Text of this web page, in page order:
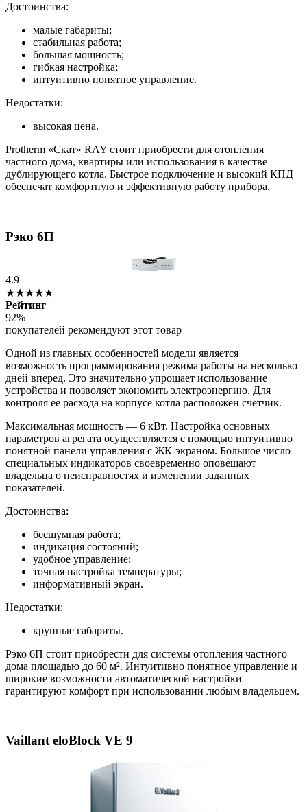
Достоинства:
малые габариты;
стабильная работа;
большая мощность;
гибкая настройка;
интуитивно понятное управление.
Недостатки:
высокая цена.
Protherm «Скат» RAY стоит приобрести для отопления
частного дома, квартиры или использования в качестве
дублирующего котла. Быстрое подключение и высокий КПД
обеспечат комфортную и эффективную работу прибора.
Рэко 6П
4.9
★★★★★
Рейтинг
92%
покупателей рекомендуют этот товар
Одной из главных особенностей модели является
возможность программирования режима работы на несколько
дней вперед. Это значительно упрощает использование
устройства и позволяет экономить электроэнергию. Для
контроля ее расхода на корпусе котла расположен счетчик.
Максимальная мощность — 6 кВт. Настройка основных
параметров агрегата осуществляется с помощью интуитивно
понятной панели управления с ЖК-экраном. Большое число
специальных индикаторов своевременно оповещают
владельца о неисправностях и изменении заданных
показателей.
Достоинства:
бесшумная работа;
индикация состояний;
удобное управление;
точная настройка температуры;
информативный экран.
Недостатки:
крупные габариты.
Рэко 6П стоит приобрести для системы отопления частного
дома площадью до 60 м². Интуитивно понятное управление и
широкие возможности автоматической настройки
гарантируют комфорт при использовании любым владельцем.
Vaillant eloBlock VE 9